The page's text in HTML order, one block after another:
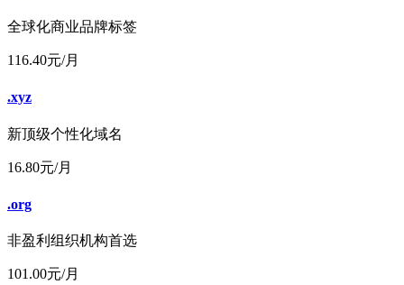
全球化商业品牌标签
116.40元/月
.xyz
新顶级个性化域名
16.80元/月
.org
非盈利组织机构首选
101.00元/月